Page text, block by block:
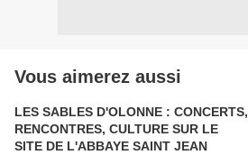
Vous aimerez aussi
LES SABLES D'OLONNE : CONCERTS,
RENCONTRES, CULTURE SUR LE
SITE DE L'ABBAYE SAINT JEAN